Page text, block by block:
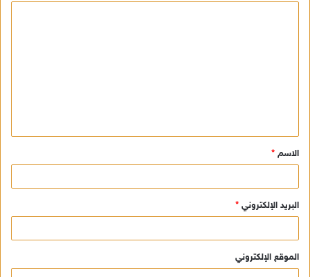
ق
*
الاسم *
البريد الإلكتروني *
الموقع الإلكتروني